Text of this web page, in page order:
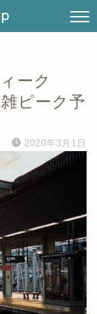
ーク
ピーク予
2020年3月1日